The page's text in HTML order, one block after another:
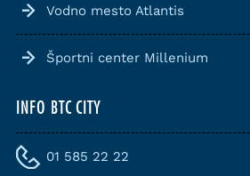
Vodno mesto Atlantis
Športni center Millenium
INFO BTC CITY
01 585 22 22